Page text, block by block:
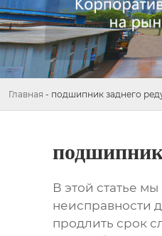
Главная - подшипник заднего
подшипник
В этой статье
неисправности
продлить срок